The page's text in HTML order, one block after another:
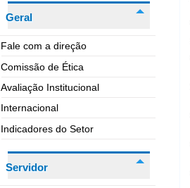
Geral
Fale com a direção
Comissão de Ética
Avaliação Institucional
Internacional
Indicadores do Setor
Servidor